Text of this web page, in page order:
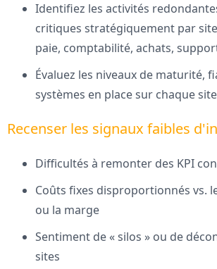
Identifiez les activités
critiques stratégiquement par
paie, comptabilité, achats,
Évaluez les niveaux de maturité,
systèmes en place sur chaque site
Recenser les signaux faibles
Difficultés à remonter des KPI
Coûts fixes disproportionnés vs.
ou la marge
Sentiment de « silos » ou de
sites